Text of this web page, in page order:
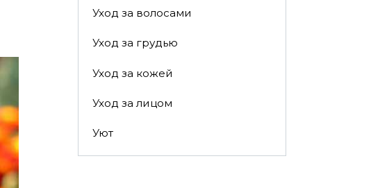
Уход за волосами
Уход за грудью
Уход за кожей
Уход за лицом
Уют